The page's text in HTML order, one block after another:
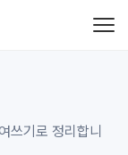
쓰기로 정리합니